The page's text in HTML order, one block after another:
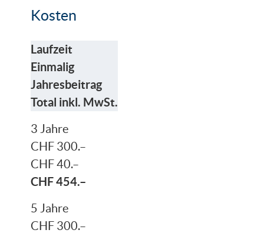
Kosten
Laufzeit
Einmalig
Jahresbeitrag
Total inkl. MwSt.
3 Jahre
CHF 300.–
CHF 40.–
CHF 454.–
5 Jahre
CHF 300.–